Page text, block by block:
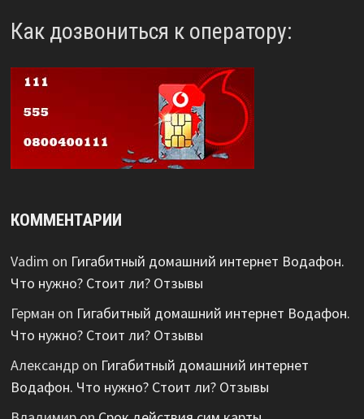
Как дозвониться к оператору:
КОММЕНТАРИИ
Vadim on Гигабитный домашний интернет Водафон.
Что нужно? Стоит ли? Отзывы
Герман on Гигабитный домашний интернет Водафон.
Что нужно? Стоит ли? Отзывы
Александрon Гигабитный домашний интернет
Водафон. Что нужно? Стоит ли? Отзывы